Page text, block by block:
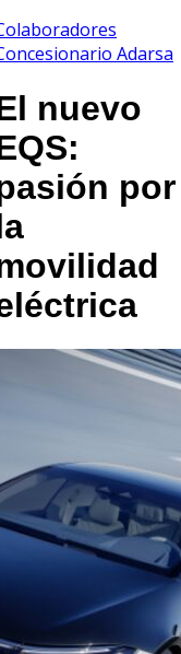
Adarsa
nuevo
por